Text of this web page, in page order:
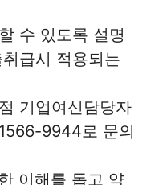
수 있도록 설명
급시 적용되는
기업여신담당자
9944로 문의
이해를 돕고 약